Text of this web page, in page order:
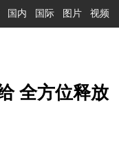
国内 国际 图片 视频
全方位释放